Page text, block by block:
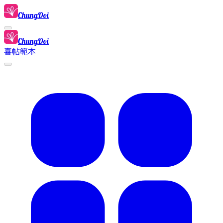
ChungDoi
ChungDoi
喜帖範本